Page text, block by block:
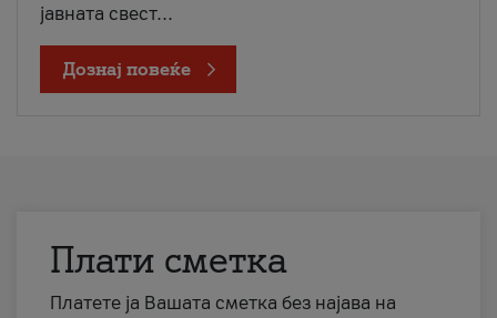
јавната свест...
Дознај повеќе
Плати сметка
Платете ја Вашата сметка без најава на